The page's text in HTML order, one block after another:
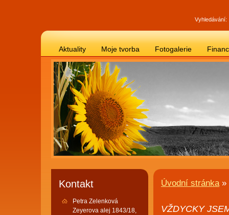
Aktuality Moje tvorba Fotogalerie
Úvodní stránka»
VŽDYCKY
Kontakt
Petra Zelenková
Zeyerova alej 1843/18,
Vyhledávání: